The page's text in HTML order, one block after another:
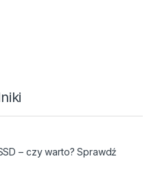
– czy warto? Sprawdź